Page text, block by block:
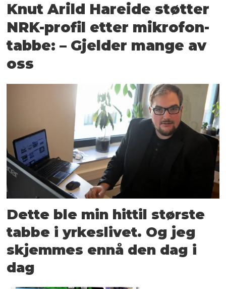
Knut Arild Hareide støtter
NRK-profil etter mikrofon-
tabbe: – Gjelder mange av
oss
Dette ble min hittil største
tabbe i yrkeslivet. Og jeg
skjemmes ennå den dag i
dag